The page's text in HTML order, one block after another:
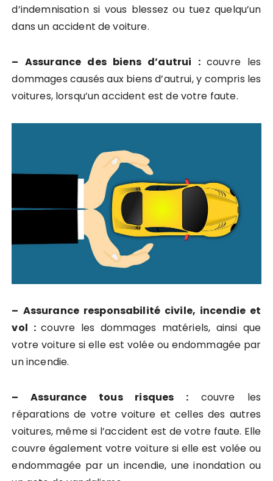
d’indemnisation si vous blessez ou tuez quelqu’un
dans un accident de voiture.
– Assurance des biens d’autrui : couvre les
dommages causés aux biens d’autrui, y compris les
voitures, lorsqu’un accident est de votre faute.
– Assurance responsabilité civile, incendie et
vol :couvre les dommages matériels, ainsi que
votre voiture si elle est volée ou endommagée par
un incendie.
– Assurance tous risques : couvre les
réparations de votre voiture et celles des autres
voitures, même si l’accident est de votre faute. Elle
couvre également votre voiture si elle est volée ou
endommagée par un incendie, une inondation ou